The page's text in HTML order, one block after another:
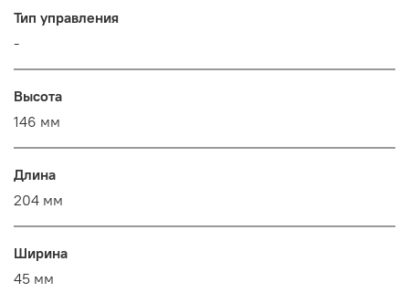
Тип управления
-
Высота
146 мм
Длина
204 мм
Ширина
45 мм